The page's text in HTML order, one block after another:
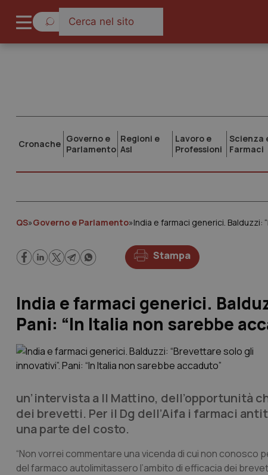
Cronache Governo e
Parlamento
Regioni e
Asl
Lavoro e
Professioni
Scienza
Farmaci
QS»Governo e Parlamento»India e farmaci generici. Balduzzi:
Stampa
India e farmaci generici.
Pani: “In Italia non sarebbe
un’intervista a Il Mattino, dell’opportunità
dei brevetti. Per il Dg dell’Aifa i farmaci
una parte del costo.
“Non vorrei commentare una vicenda di cui non
del farmaco autolimitassero l’ambito di efficacia dei